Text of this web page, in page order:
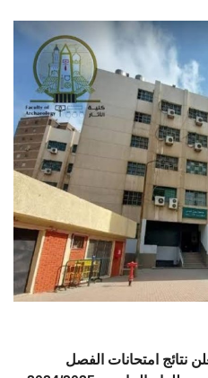
الإعلام
تواصل معنا
الطلاب
هيئة التدريس
الدراسات العليا
الخريجين
نتائج امتحانات الفصل